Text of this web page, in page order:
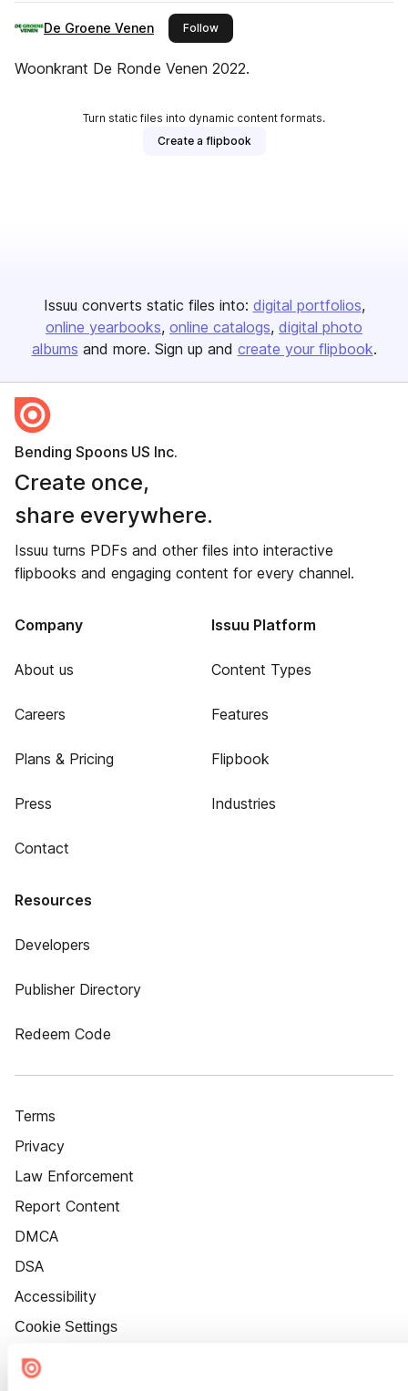
De Groene Venen Followthis publisher
Woonkrant De Ronde Venen 2022.
Turn static files into dynamic content formats.
Create a flipbook
Issuu converts static files into: digital portfolios
online yearbooks online catalogs digital photo
albums and more. Sign up and create your flipbook.
Bending Spoons US Inc.
Create once,
share everywhere.
Issuu turns PDFs and other files into interactive
flipbooks and engaging content for every channel.
Company
About us
Careers
Plans & Pricing
Press
Contact
Issuu Platform
Content Types
Features
Flipbook
Industries
Resources
Developers
Publisher Directory
Redeem Code
Terms
Privacy
Law Enforcement
Report Content
DMCA
DSA
Accessibility
Cookie Settings